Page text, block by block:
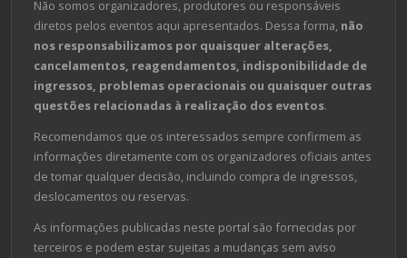
Não somos organizadores, produtores ou responsáveis
diretos pelos eventos aqui apresentados. Dessa forma, não
nos responsabilizamos por quaisquer alterações,
cancelamentos, reagendamentos, indisponibilidade de
ingressos, problemas operacionais ou quaisquer outras
questões relacionadas à realização dos eventos.
Recomendamos que os interessados sempre confirmem as
informações diretamente com os organizadores oficiais antes
de tomar qualquer decisão, incluindo compra de ingressos,
deslocamentos ou reservas.
As informações publicadas neste portal são fornecidas por
terceiros e podem estar sujeitas a mudanças sem aviso